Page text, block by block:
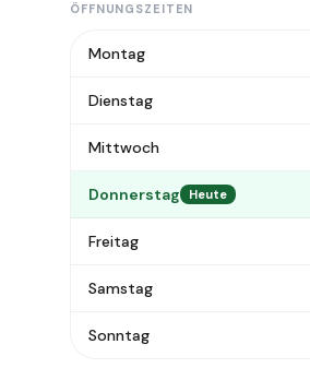
ÖFFNUNGSZEITEN
Montag
Dienstag
Mittwoch
Donnerstag Heute
Freitag
Samstag
Sonntag